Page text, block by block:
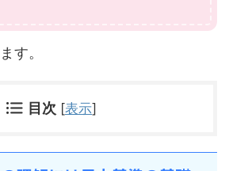
す。
目次 [表示]